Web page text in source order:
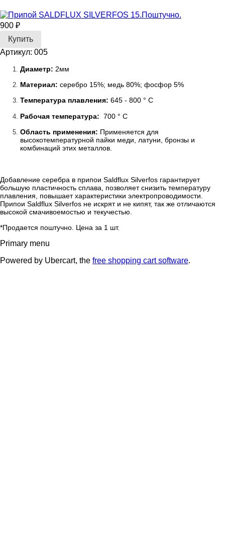
900 ₽
Артикул: 005
Диаметр: 2мм
Материал: серебро 15%; медь 80%; фосфор 5%
Температура плавления: 645 - 800 ° С
Рабочая температура: 700 ° С
Область применения: Применяется для
высокотемпературной пайки меди, латуни, бронзы и
комбинаций этих металлов.
Добавление серебра в припои Saldflux Silverfos гарантирует
большую пластичность сплава, позволяет снизить температуру
плавления, повышает характеристики электропроводимости.
Припои Saldflux Silverfos не искрят и не кипят, так же отличаются
высокой смачивоемостью и текучестью.
*Продается поштучно. Цена за 1 шт.
Primary menu
Powered by Ubercart, the free shopping cart software.